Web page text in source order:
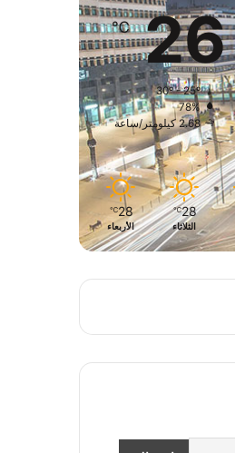
26
℃
30º - 25º
78%
2.68 كيلومتر/ساعة
28
℃
الثلاثاء
28
℃
الأربعاء